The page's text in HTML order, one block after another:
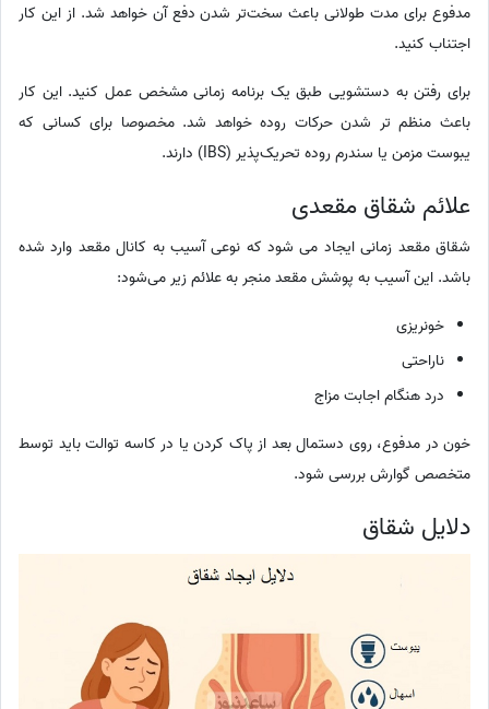
مدفوع برای مدت طولانی باعث سخت‌تر شدن دفع آن خواهد شد. از این کار
اجتناب کنید.
برای رفتن به دستشویی طبق یک برنامه زمانی مشخص عمل کنید. این کار
باعث منظم تر شدن حرکات روده خواهد شد. مخصوصا برای کسانی که
یبوست مزمن یا سندرم روده تحریک‌پذیر (IBS) دارند.
علائم شقاق مقعدی
شقاق مقعد زمانی ایجاد می شود که نوعی آسیب به کانال مقعد وارد شده
باشد. این آسیب به پوشش مقعد منجر به علائم زیر می‌شود:
خونریزی
ناراحتی
درد هنگام اجابت مزاج
خون در مدفوع، روی دستمال بعد از پاک کردن یا در کاسه توالت باید توسط
متخصص گوارش بررسی شود.
دلایل شقاق